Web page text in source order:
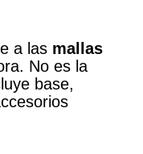
a las mallas
No es la
base,